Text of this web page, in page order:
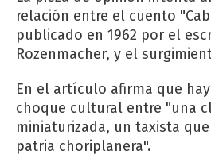
relación entre el cuento
publicado en 1962 por el
Rozenmacher, y el
En el artículo afirma que
choque cultural entre "una
miniaturizada, un taxista
patria choriplanera".